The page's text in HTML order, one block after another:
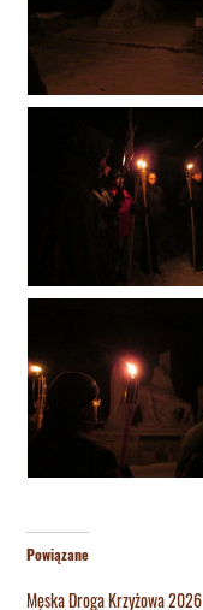
Powiązane
Męska Droga Krzyżowa 2026